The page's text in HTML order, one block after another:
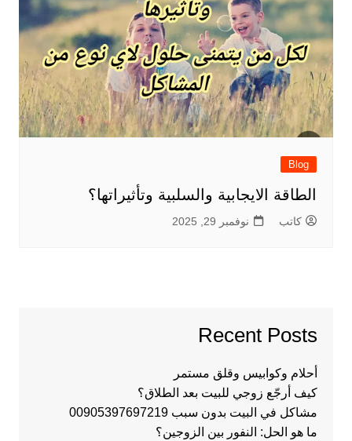
Blog
الطاقة الايجابية والسلبية وتأثيراتها؟
كاتب نوفمبر 29, 2025
Recent Posts
أحلام وكوابيس وقلق مستمر
كيف أرجّع زوجي للبيت بعد الطلاق؟
مشاكل في البيت بدون سبب 00905397697219
ما هو الحل: النفور بين الزوجين؟